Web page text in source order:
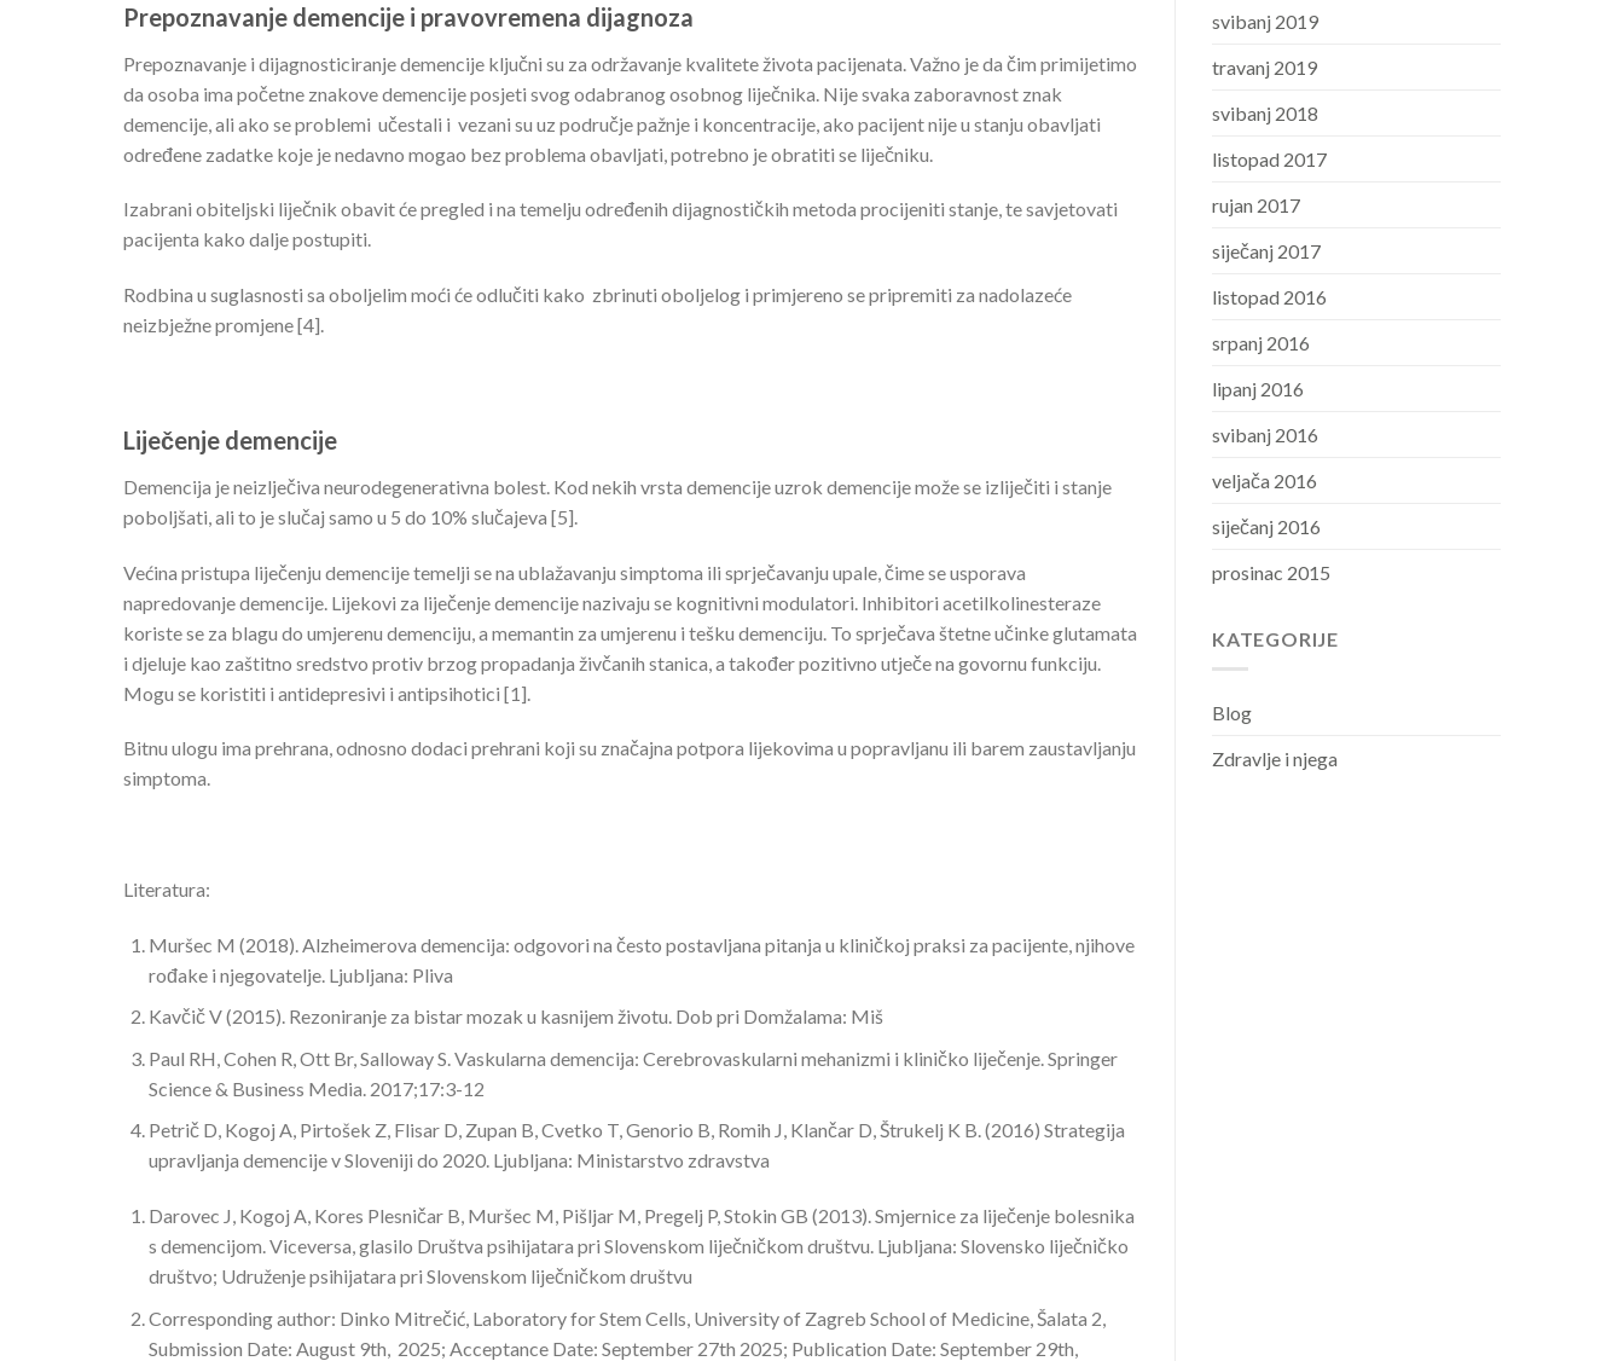
Prepoznavanje demencije i pravovremena dijagnoza
Prepoznavanje i dijagnosticiranje demencije ključni su za održavanje kvalitete života pacijenata. Važno je da čim primijetimo
da osoba ima početne znakove demencije posjeti svog odabranog osobnog liječnika. Nije svaka zaboravnost znak
demencije, ali ako se problemi učestali i vezani su uz područje pažnje i koncentracije, ako pacijent nije u stanju obavljati
određene zadatke koje je nedavno mogao bez problema obavljati, potrebno je obratiti se liječniku.
Izabrani obiteljski liječnik obavit će pregled i na temelju određenih dijagnostičkih metoda procijeniti stanje, te savjetovati
pacijenta kako dalje postupiti.
Rodbina u suglasnosti sa oboljelim moći će odlučiti kako zbrinuti oboljelog i primjereno se pripremiti za nadolazeće
neizbježne promjene [4].
Liječenje demencije
Demencija je neizlječiva neurodegenerativna bolest. Kod nekih vrsta demencije uzrok demencije može se izliječiti i stanje
poboljšati, ali to je slučaj samo u 5 do 10% slučajeva [5].
Većina pristupa liječenju demencije temelji se na ublažavanju simptoma ili sprječavanju upale, čime se usporava
napredovanje demencije. Lijekovi za liječenje demencije nazivaju se kognitivni modulatori. Inhibitori acetilkolinesteraze
koriste se za blagu do umjerenu demenciju, a memantin za umjerenu i tešku demenciju. To sprječava štetne učinke glutamata
i djeluje kao zaštitno sredstvo protiv brzog propadanja živčanih stanica, a također pozitivno utječe na govornu funkciju.
Mogu se koristiti i antidepresivi i antipsihotici [1].
Bitnu ulogu ima prehrana, odnosno dodaci prehrani koji su značajna potpora lijekovima u popravljanu ili barem zaustavljanju
simptoma.
Literatura:
Muršec M (2018). Alzheimerova demencija: odgovori na često postavljana pitanja u kliničkoj praksi za pacijente, njihove
rođake i njegovatelje. Ljubljana: Pliva
Kavčič V (2015). Rezoniranje za bistar mozak u kasnijem životu. Dob pri Domžalama: Miš
Paul RH, Cohen R, Ott Br, Salloway S. Vaskularna demencija: Cerebrovaskularni mehanizmi i kliničko liječenje. Springer
Science & Business Media. 2017;17:3-12
Petrič D, Kogoj A, Pirtošek Z, Flisar D, Zupan B, Cvetko T, Genorio B, Romih J, Klančar D, Štrukelj K B. (2016) Strategija
upravljanja demencije v Sloveniji do 2020. Ljubljana: Ministarstvo zdravstva
Darovec J, Kogoj A, Kores Plesničar B, Muršec M, Pišljar M, Pregelj P, Stokin GB (2013). Smjernice za liječenje bolesnika
s demencijom. Viceversa, glasilo Društva psihijatara pri Slovenskom liječničkom društvu. Ljubljana: Slovensko liječničko
društvo; Udruženje psihijatara pri Slovenskom liječničkom društvu
Corresponding author: Dinko Mitrečić, Laboratory for Stem Cells, University of Zagreb School of Medicine, Šalata 2,
Submission Date: August 9th, 2025; Acceptance Date: September 27th 2025; Publication Date: September 29th,
svibanj 2019
travanj 2019
svibanj 2018
listopad 2017
rujan 2017
siječanj 2017
listopad 2016
srpanj 2016
lipanj 2016
svibanj 2016
veljača 2016
siječanj 2016
prosinac 2015
KATEGORIJE
Blog
Zdravlje i njega